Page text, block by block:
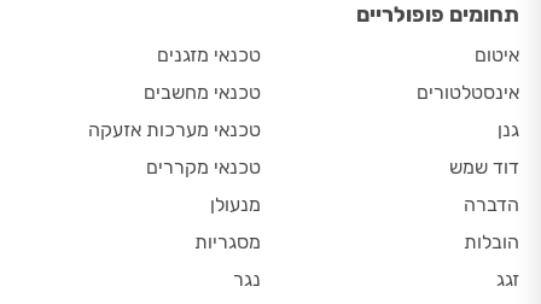
תחומים פופולריים
איטום
אינסטלטורים
גנן
דוד שמש
הדברה
הובלות
זגג
טכנאי מזגנים
טכנאי מחשבים
טכנאי מערכות אזעקה
טכנאי מקררים
מנעולן
מסגריות
נגר